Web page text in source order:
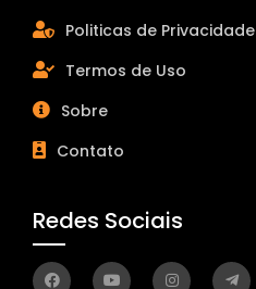
Politicas de Privacidade
Termos de Uso
Sobre
Contato
Redes Sociais